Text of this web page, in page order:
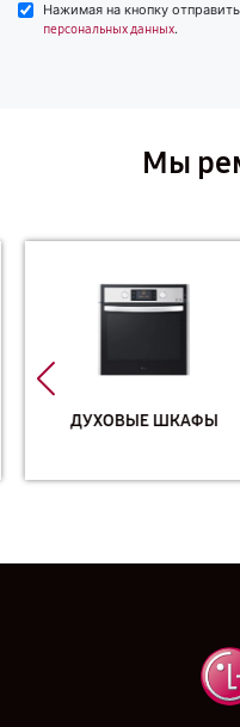
Нажимая на кнопку
персональных данных.
Мы
ДУХОВЫЕ ШКАФЫ